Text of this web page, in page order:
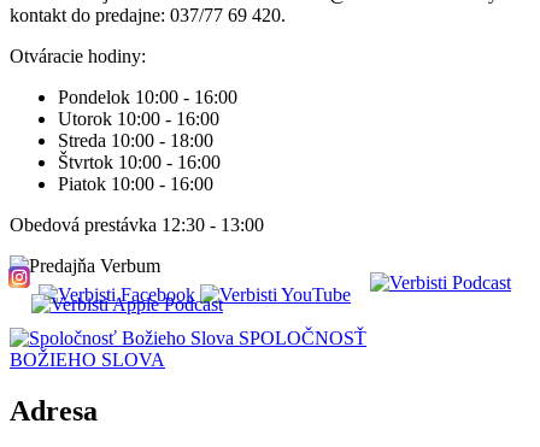
kontakt do predajne: 037/77 69 420.
Otváracie hodiny:
Pondelok 10:00 - 16:00
Utorok 10:00 - 16:00
Streda 10:00 - 18:00
Štvrtok 10:00 - 16:00
Piatok 10:00 - 16:00
Obedová prestávka 12:30 - 13:00
SPOLOČNOSŤ
BOŽIEHO SLOVA
Adresa